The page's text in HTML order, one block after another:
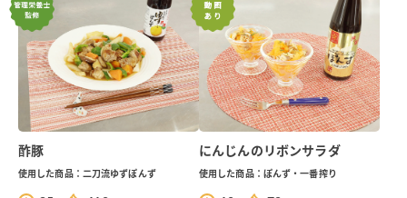
酢豚
使用した商品：二刀流ゆずぽんず
にんじんのリボンサラダ
使用した商品：ぽんず・一番搾り